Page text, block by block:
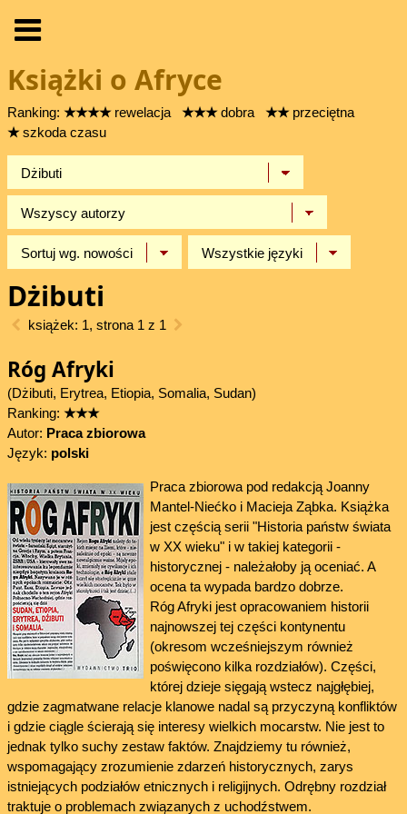
Książki o Afryce
Ranking: ★★★★rewelacja ★★★dobra ★★przeciętna
★szkoda czasu
Dżibuti
książek: 1, strona 1 z 1
Róg Afryki
(Dżibuti, Erytrea, Etiopia, Somalia, Sudan)
Ranking: ★★★
Autor: Praca zbiorowa
Język: polski
Praca zbiorowa pod redakcją Joanny
Mantel-Niećko i Macieja Ząbka. Książka
jest częścią serii "Historia państw świata
w XX wieku" i w takiej kategorii -
historycznej - należałoby ją oceniać. A
ocena ta wypada bardzo dobrze.
Róg Afryki jest opracowaniem historii
najnowszej tej części kontynentu
(okresom wcześniejszym również
poświęcono kilka rozdziałów). Części,
której dzieje sięgają wstecz najgłębiej,
gdzie zagmatwane relacje klanowe nadal są przyczyną konfliktów
i gdzie ciągle ścierają się interesy wielkich mocarstw. Nie jest to
jednak tylko suchy zestaw faktów. Znajdziemy tu również,
wspomagający zrozumienie zdarzeń historycznych, zarys
istniejących podziałów etnicznych i religijnych. Odrębny rozdział
traktuje o problemach związanych z uchodźstwem.